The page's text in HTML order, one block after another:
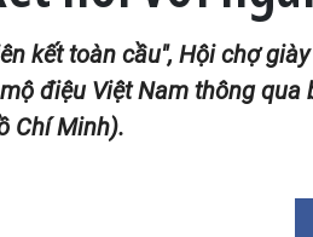
kết toàn cầu", Hội chợ
điệu Việt Nam thông
Chí Minh).